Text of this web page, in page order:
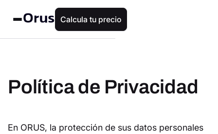
Calcula tu precio
Política de Privacidad
En ORUS, la protección de sus datos personales